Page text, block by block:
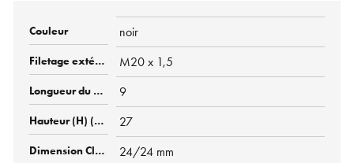
noir
M20 x 1,5
9
27
24/24 mm